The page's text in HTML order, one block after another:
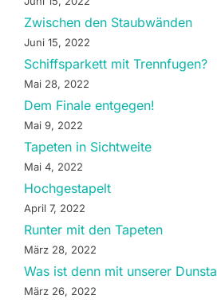
Zwischen den Staubwänden
Juni 15, 2022
Schiffsparkett mit Trennfugen?
Mai 28, 2022
Dem Finale entgegen!
Mai 9, 2022
Tapeten in Sichtweite
Mai 4, 2022
Hochgestapelt
April 7, 2022
Runter mit den Tapeten
März 28, 2022
Was ist denn mit unserer
März 26, 2022